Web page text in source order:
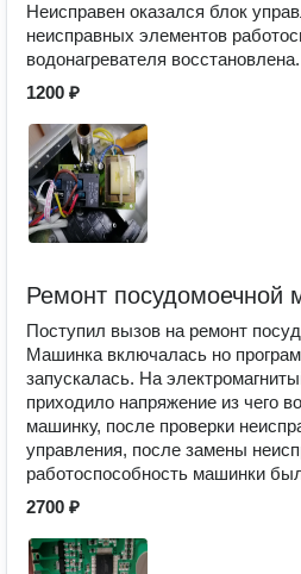
Неисправен оказался блок
неисправных элементов
водонагревателя восстановлена.
1200 ₽
Ремонт посудомоечной
Поступил вызов на ремонт
Машинка включалась но
запускалась. На
приходило напряжение из чего
машинку, после проверки
управления, после замены
работоспособность машинки
2700 ₽